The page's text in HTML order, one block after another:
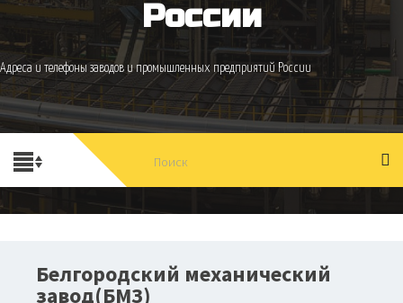
России
Адреса и телефоны заводов и промышленных предприятий России
Белгородский механический
завод(БМЗ)